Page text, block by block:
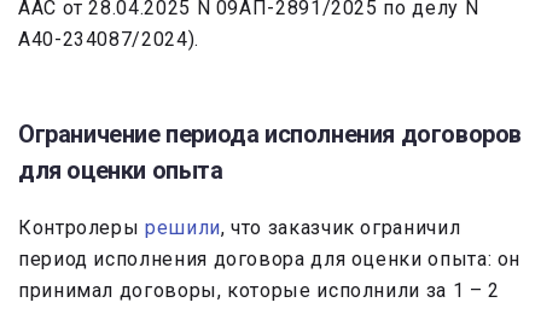
ААС от 28.04.2025 N 09АП-2891/2025 по делу N
А40-234087/2024).
Ограничение периода исполнения договоров
для оценки опыта
Контролерырешили, что заказчик ограничил
период исполнения договора для оценки опыта: он
принимал договоры, которые исполнили за 1 – 2